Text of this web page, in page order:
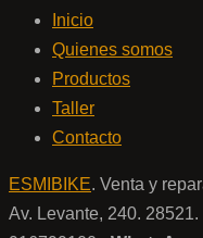
Inicio
Quienes somos
Productos
Taller
Contacto
ESMIBIKE. Venta y
Av. Levante, 240.